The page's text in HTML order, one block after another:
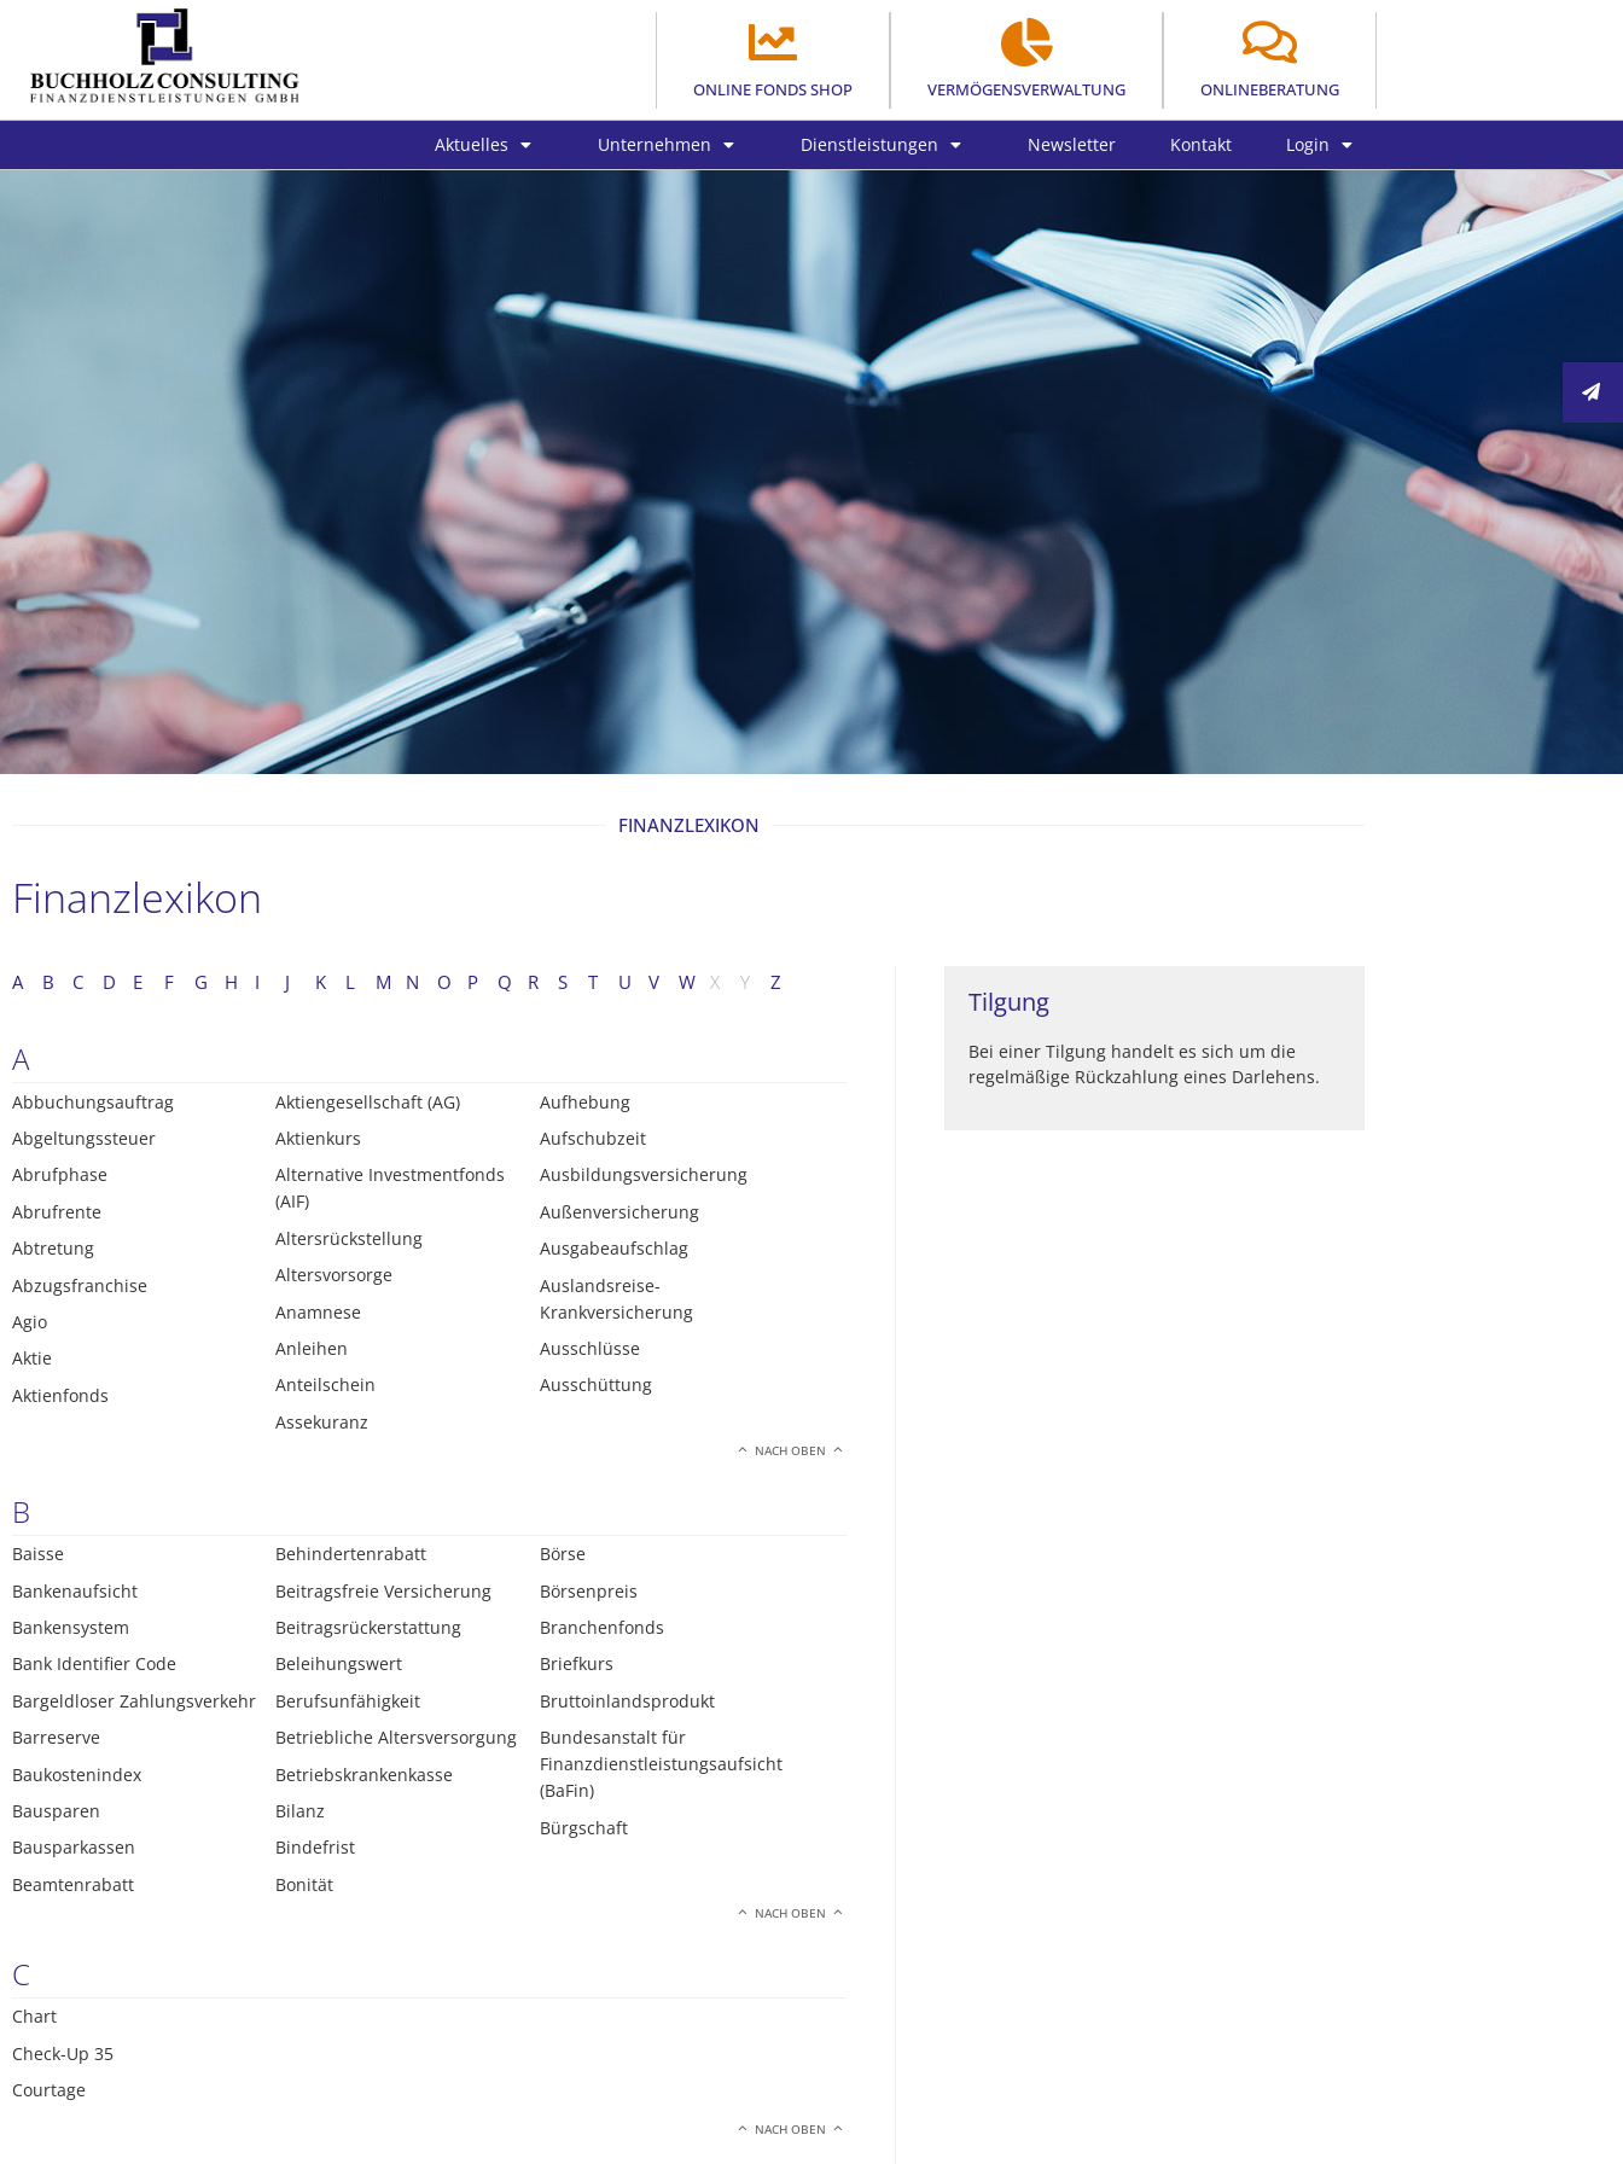
ONLINE FONDS SHOP VERMÖGENSVERWALTUNG ONLINEBERATUNG
Aktuelles Unternehmen Dienstleistungen Newsletter Kontakt Login
FINANZLEXIKON
Finanzlexikon
A B C D E F G H I J K L M N O P Q R S T U V W X Y Z
A
Abbuchungsauftrag
Abgeltungssteuer
Abrufphase
Abrufrente
Abtretung
Abzugsfranchise
Agio
Aktie
Aktienfonds
Aktiengesellschaft (AG)
Aktienkurs
Alternative Investmentfonds
(AIF)
Altersrückstellung
Altersvorsorge
Anamnese
Anleihen
Anteilschein
Assekuranz
Aufhebung
Aufschubzeit
Ausbildungsversicherung
Außenversicherung
Ausgabeaufschlag
Auslandsreise-
Krankversicherung
Ausschlüsse
Ausschüttung
NACH OBEN
B
Baisse
Bankenaufsicht
Bankensystem
Bank Identifier Code
Bargeldloser Zahlungsverkehr
Barreserve
Baukostenindex
Bausparen
Bausparkassen
Beamtenrabatt
Behindertenrabatt
Beitragsfreie Versicherung
Beitragsrückerstattung
Beleihungswert
Berufsunfähigkeit
Betriebliche Altersversorgung
Betriebskrankenkasse
Bilanz
Bindefrist
Bonität
Börse
Börsenpreis
Branchenfonds
Briefkurs
Bruttoinlandsprodukt
Bundesanstalt für
Finanzdienstleistungsaufsicht
(BaFin)
Bürgschaft
NACH OBEN
C
Chart
Check-Up 35
Courtage
NACH OBEN
Tilgung
Bei einer Tilgung handelt es sich um die
regelmäßige Rückzahlung eines Darlehens.